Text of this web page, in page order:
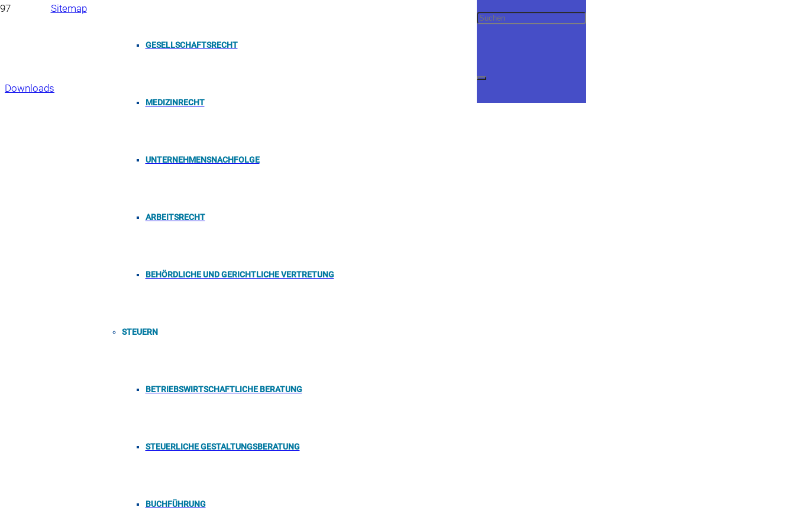
GESELLSCHAFTSRECHT
MEDIZINRECHT
UNTERNEHMENSNACHFOLGE
ARBEITSRECHT
BEHÖRDLICHE UND GERICHTLICHE VERTRETUNG
STEUERN
BETRIEBSWIRTSCHAFTLICHE BERATUNG
STEUERLICHE GESTALTUNGSBERATUNG
BUCHFÜHRUNG
Sitemap
Downloads